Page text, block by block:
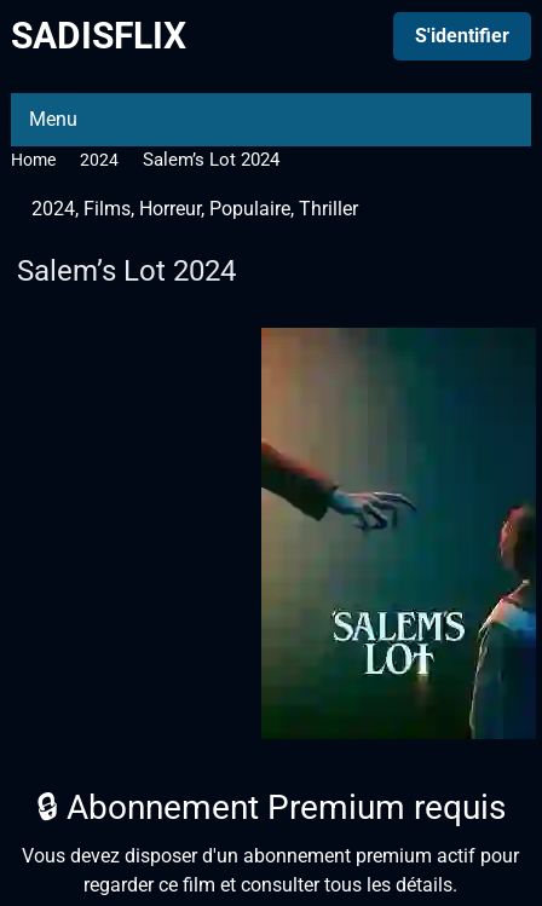
SADISFLIX S'identifier
Menu
Home 2024 Salem’s Lot 2024
2024, Films, Horreur, Populaire, Thriller
Salem’s Lot 2024
🔒 Abonnement Premium requis
Vous devez disposer d'un abonnement premium actif pour
regarder ce film et consulter tous les détails.